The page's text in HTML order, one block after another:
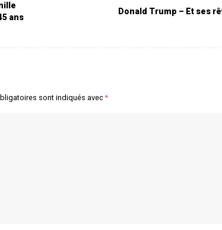
ans
Donald Trump – Et ses
sont indiqués avec*